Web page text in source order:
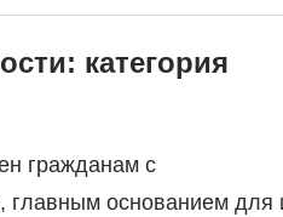
категория
гражданам с
главным основанием для